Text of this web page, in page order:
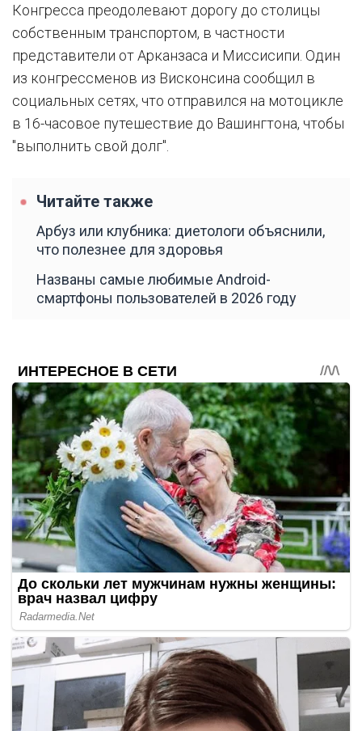
Конгресса преодолевают дорогу до столицы
собственным транспортом, в частности
представители от Арканзаса и Миссисипи. Один
из конгрессменов из Висконсина сообщил в
социальных сетях, что отправился на мотоцикле
в 16-часовое путешествие до Вашингтона, чтобы
"выполнить свой долг".
Читайте также
Арбуз или клубника: диетологи объяснили,
что полезнее для здоровья
Названы самые любимые Android-
смартфоны пользователей в 2026 году